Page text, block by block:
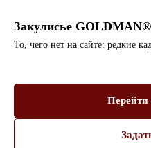
Закулисье GOLDMAN®
То, чего нет на сайте: редкие
Перейти